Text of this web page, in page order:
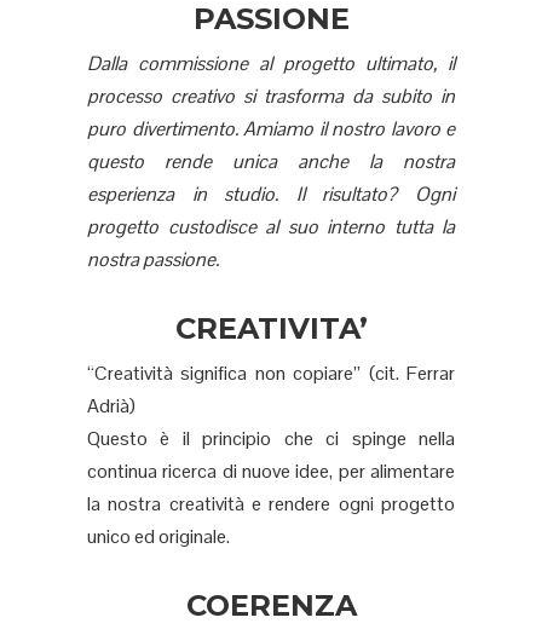
PASSIONE
Dalla commissione al progetto ultimato, il
processo creativo si trasforma da subito in
puro divertimento. Amiamo il nostro lavoro e
questo rende unica anche la nostra
esperienza in studio. Il risultato? Ogni
progetto custodisce al suo interno tutta la
nostra passione.
CREATIVITA’
“Creatività significa non copiare” (cit. Ferrar
Adrià)
Questo è il principio che ci spinge nella
continua ricerca di nuove idee, per alimentare
la nostra creatività e rendere ogni progetto
unico ed originale.
COERENZA